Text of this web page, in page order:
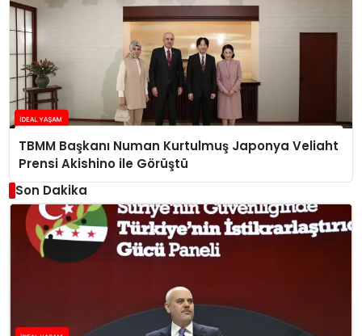
TBMM Başkanı Numan Kurtulmuş Japonya Veliaht
Prensi Akishino ile Görüştü
Son Dakika